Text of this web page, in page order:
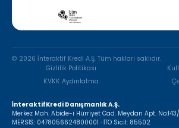
© 2026 İnteraktif Kredi A.Ş. Tüm hakları saklıdır.
Gizlilik Politikası
KVKK Aydınlatma
İnteraktifKredi Danışmanlık A.Ş.
Merkez Mah. Abide-i Hürriyet Cad. Meydan Apt.
MERSİS: 0478056624800001 · İTO Sicil: 85502